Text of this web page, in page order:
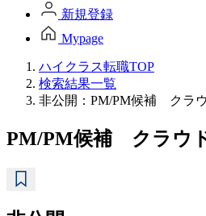
新規登録
Mypage
ハイクラス転職TOP
検索結果一覧
非公開：PM/PM候補 クラ
PM/PM候補 クラウ